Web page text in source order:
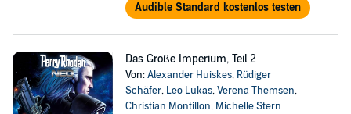
Audible Standard kostenlos testen
Das Große Imperium, Teil 2
Von:Alexander Huiskes, Rüdiger
Schäfer, Leo Lukas,Verena Themsen,
Christian Montillon, Michelle Stern